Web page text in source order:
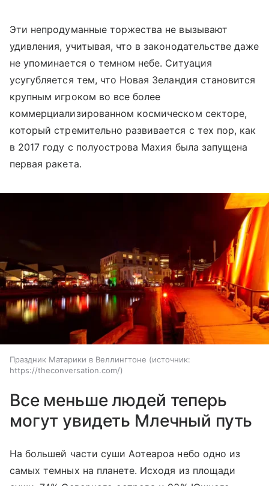
Эти непродуманные торжества не вызывают
удивления, учитывая, что в законодательстве даже
не упоминается о темном небе. Ситуация
усугубляется тем, что Новая Зеландия становится
крупным игроком во все более
коммерциализированном космическом секторе,
который стремительно развивается с тех пор, как
в 2017 году с полуострова Махия была запущена
первая ракета.
Праздник Матарики в Веллингтоне
источник:
https://theconversation.com/
Все меньше людей теперь
могут увидеть Млечный путь
На большей части суши Аотеароа небо одно из
самых темных на планете. Исходя из площади